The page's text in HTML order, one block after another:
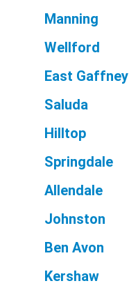
Manning
Wellford
East Gaffney
Saluda
Hilltop
Springdale
Allendale
Johnston
Ben Avon
Kershaw